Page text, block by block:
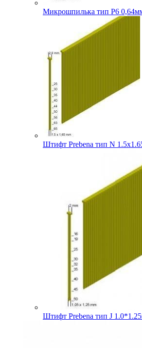
Микрошпилька тип P6
Штифт Prebena тип N
Штифт Prebena тип J